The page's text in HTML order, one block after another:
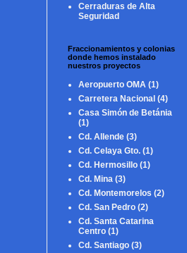
Cerraduras de Alta
Seguridad
Fraccionamientos y colonias
donde hemos instalado
nuestros proyectos
Aeropuerto OMA (1)
Carretera Nacional (4)
Casa Simón de Betánia
(1)
Cd. Allende (3)
Cd. Celaya Gto. (1)
Cd. Hermosillo (1)
Cd. Mina (3)
Cd. Montemorelos (2)
Cd. San Pedro (2)
Cd. Santa Catarina
Centro (1)
Cd. Santiago (3)